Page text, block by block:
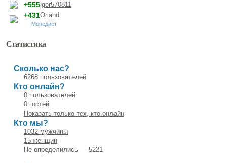
jgor570811
+555
Orland
+431
Мопедист
Статистика
Сколько нас?
6268 пользователей
Кто онлайн?
0 пользователей
0 гостей
Показать только тех, кто онлайн
Кто мы?
1032 мужчины
15 женщин
Не определились — 5221